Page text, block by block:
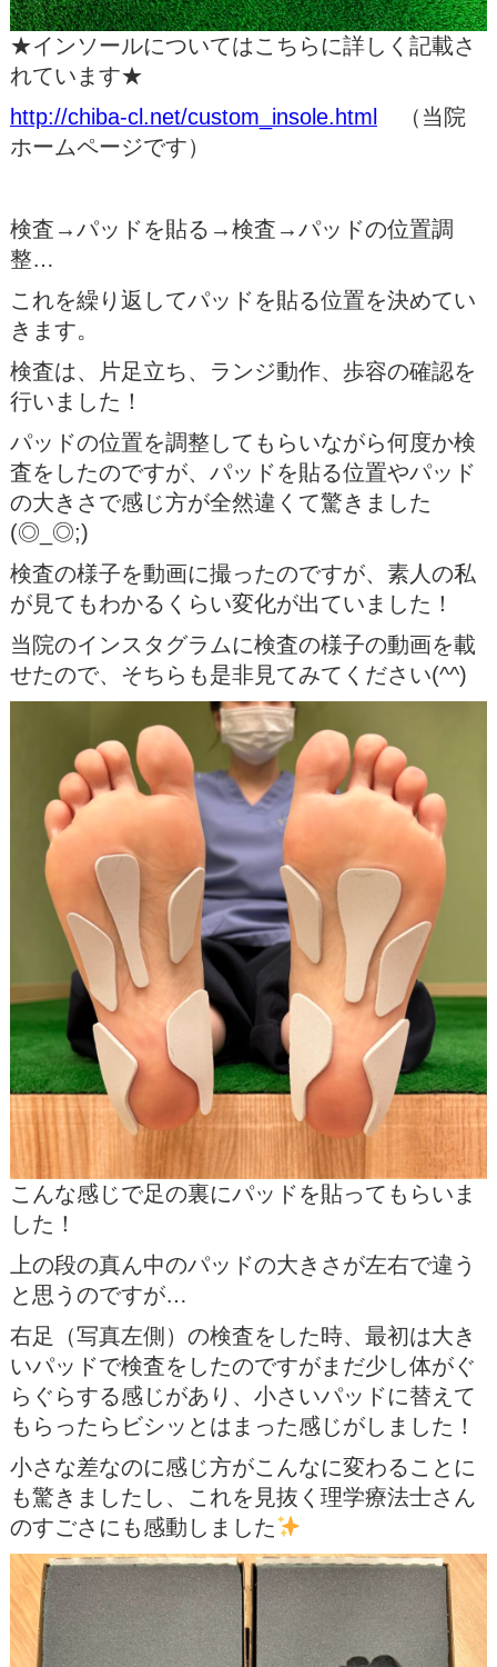
★インソールについてはこちらに詳しく記載さ
れています★
http://chiba-cl.net/custom_insole.html
（当院
ホームページです）
検査→パッドを貼る→検査→パッドの位置調
整…
これを繰り返してパッドを貼る位置を決めてい
きます。
検査は、片足立ち、ランジ動作、歩容の確認を
行いました！
パッドの位置を調整してもらいながら何度か検
査をしたのですが、パッドを貼る位置やパッド
の大きさで感じ方が全然違くて驚きました
(◎_◎;)
検査の様子を動画に撮ったのですが、素人の私
が見てもわかるくらい変化が出ていました！
当院のインスタグラムに検査の様子の動画を載
せたので、そちらも是非見てみてください(^^)
こんな感じで足の裏にパッドを貼ってもらいま
した！
上の段の真ん中のパッドの大きさが左右で違う
と思うのですが…
右足（写真左側）の検査をした時、最初は大き
いパッドで検査をしたのですがまだ少し体がぐ
らぐらする感じがあり、小さいパッドに替えて
もらったらビシッとはまった感じがしました！
小さな差なのに感じ方がこんなに変わることに
も驚きましたし、これを見抜く理学療法士さん
のすごさにも感動しました